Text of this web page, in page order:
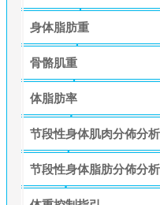
身体脂肪重
骨骼肌重
体脂肪率
节段性身体肌肉分佈分析
节段性身体脂肪分佈分析